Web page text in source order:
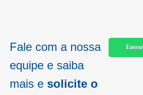
Fale com a nossa
equipe e saiba
mais e solicite o
Entrar